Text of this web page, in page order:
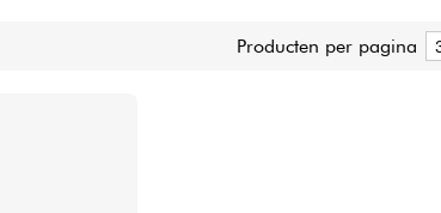
Producten per pagina